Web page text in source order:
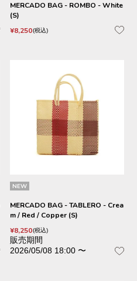
MERCADO BAG - ROMBO - White
(S)
¥8,250 税込
NEW
MERCADO BAG - TABLERO - Crea
m / Red / Copper (S)
¥8,250 税込
販売期間
2026/05/08 18:00 〜